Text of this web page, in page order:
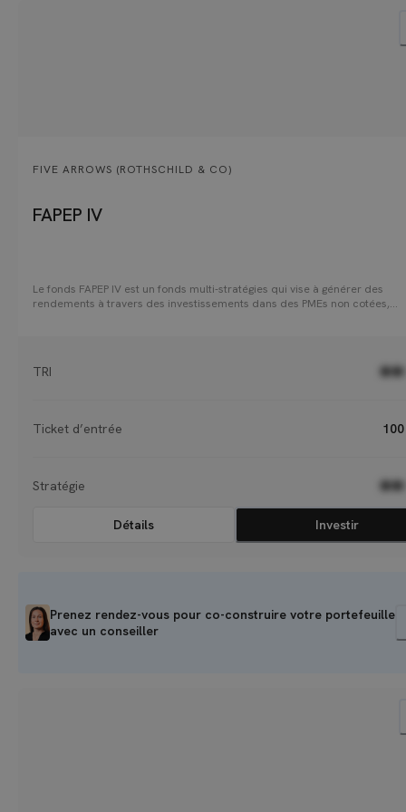
FIVE ARROWS (ROTHSCHILD & CO)
FAPEP IV
Le fonds FAPEP IV est un fonds multi-stratégies qui vise à générer des
rendements à travers des investissements dans des PMEs non cotées,
TRI
Ticket d’entrée
Stratégie
Détails Investir
Prenez rendez-vous pour co-construire votre portefeuille
avec un conseiller